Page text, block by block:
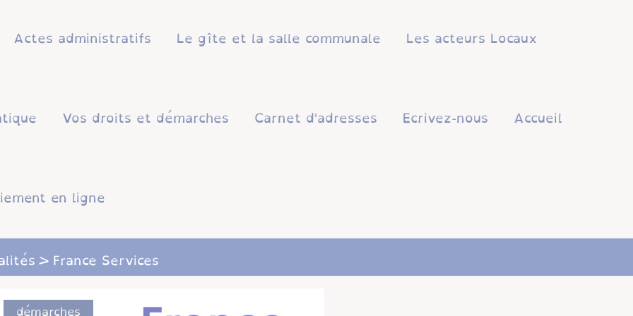
Actes administratifs Le gîte et la salle communale Les acteurs Locaux
Vos droits et démarches Carnet d'adresses Ecrivez-nous Accueil
en ligne
France Services
démarches